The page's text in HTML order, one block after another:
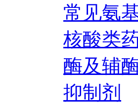
常见氨
核酸类
酶及辅
抑制剂